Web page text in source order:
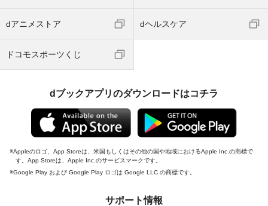
dアニメストア dヘルスケア
ドコモスポーツくじ
dブックアプリのダウンロードはコチラ
Appleのロゴ、App Storeは、米国もしくはその他の国や地域におけるApple Inc.の商標で
す。App Storeは、Apple Inc.のサービスマークです。
Google Play および Google Play ロゴは Google LLC の商標です。
サポート情報